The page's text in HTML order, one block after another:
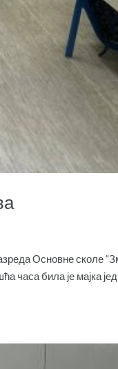
Основне сколе
часа била је мајка